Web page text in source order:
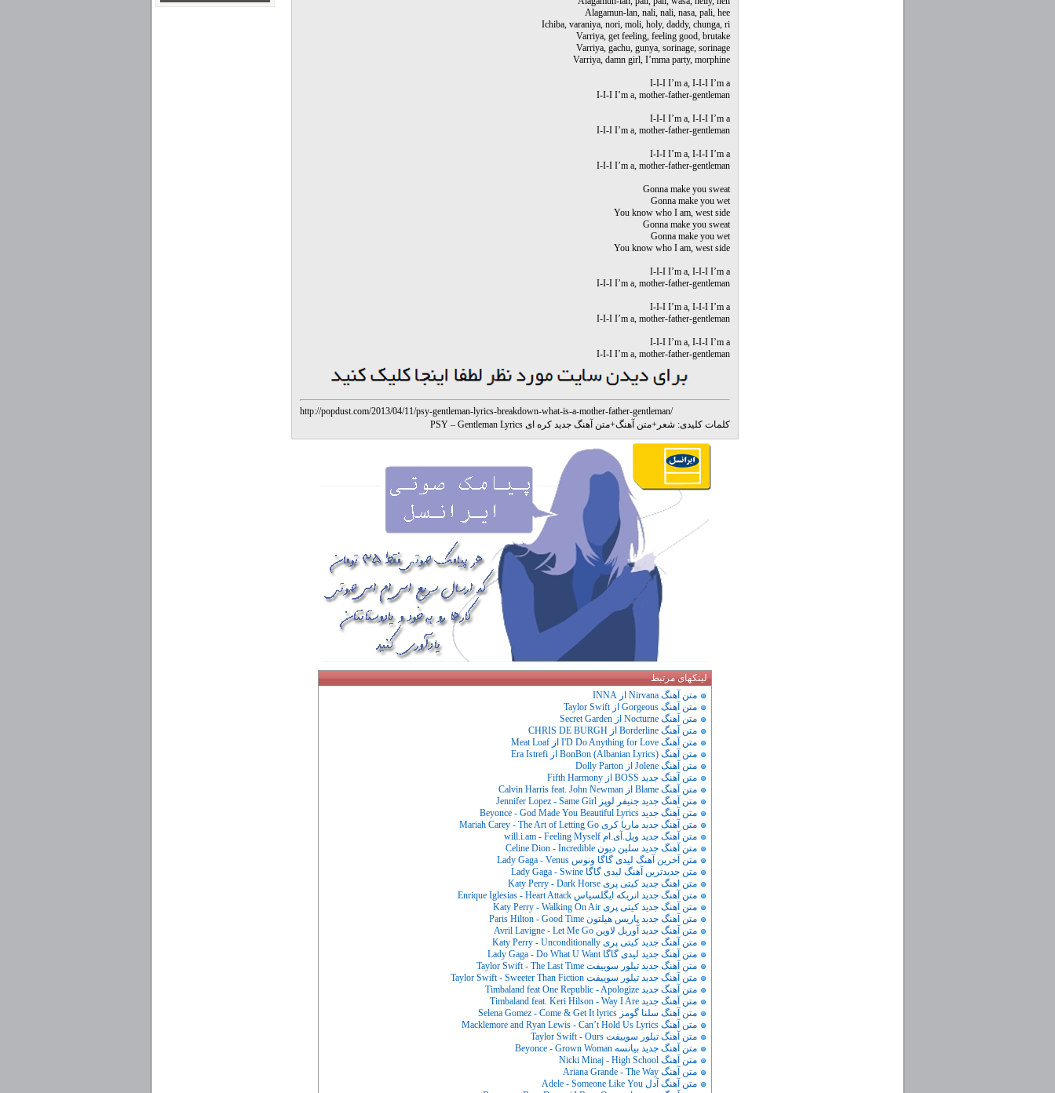
Alagamun-lan, nali, nali, nasa, pali, hee
Ichiba, varaniya, nori, moli, holy, daddy, chunga, ri
Varriya, get feeling, feeling good, brutake
Varriya, gachu, gunya, sorinage, sorinage
Varriya, damn girl, I’mma party, morphine
I-I-I I’m a, I-I-I I’m a
I-I-I I’m a, mother-father-gentleman
I-I-I I’m a, I-I-I I’m a
I-I-I I’m a, mother-father-gentleman
I-I-I I’m a, I-I-I I’m a
I-I-I I’m a, mother-father-gentleman
Gonna make you sweat
Gonna make you wet
You know who I am, west side
Gonna make you sweat
Gonna make you wet
You know who I am, west side
I-I-I I’m a, I-I-I I’m a
I-I-I I’m a, mother-father-gentleman
I-I-I I’m a, I-I-I I’m a
I-I-I I’m a, mother-father-gentleman
I-I-I I’m a, I-I-I I’m a
I-I-I I’m a, mother-father-gentleman
http://popdust.com/2013/04/11/psy-gentleman-lyrics-breakdown-what-is-a-mother-father-gentleman/
کلمات کلیدی: شعر +متن آهنگ+متن آهنگ جدید کره ای PSY – Gentleman Lyrics
لینکهای مرتبط
متن آهنگ Nirvana از INNA
متن آهنگ Gorgeous از Taylor Swift
متن آهنگ Nocturne از Secret Garden
متن آهنگ Borderline از CHRIS DE BURGH
متن آهنگ I'D Do Anything for Love از Meat Loaf
متن آهنگ BonBon (Albanian Lyrics) از Era Istrefi
متن آهنگ Jolene از Dolly Parton
متن آهنگ جدید BOSS از Fifth Harmony
متن آهنگ Blame از Calvin Harris feat. John Newman
متن آهنگ جدید جنیفر لوپز Jennifer Lopez - Same Girl
متن آهنگ جدید Beyonce - God Made You Beautiful Lyrics
متن آهنگ جدید ماریا کری Mariah Carey - The Art of Letting Go
متن آهنگ جدید ویل.آی.ام will.i.am - Feeling Myself
متن آهنگ جدید سلین دیون Celine Dion - Incredible
متن آخرین آهنگ لیدی گاگا ونوس Lady Gaga - Venus
متن جدیدترین آهنگ لیدی گاگا Lady Gaga - Swine
متن اهنگ جدید کیتی پری Katy Perry - Dark Horse
متن آهنگ جدید انریکه ایگلسیاس Enrique Iglesias - Heart Attack
متن آهنگ جدید کیتی پری Katy Perry - Walking On Air
متن آهنگ جدید پاریس هیلتون Paris Hilton - Good Time
متن آهنگ جدید آوریل لاوین Avril Lavigne - Let Me Go
متن آهنگ جدید کیتی پری Katy Perry - Unconditionally
متن آهنگ جدید لیدی گاگا Lady Gaga - Do What U Want
متن آهنگ جدید تیلور سوییفت Taylor Swift - The Last Time
متن آهنگ جدید تیلور سوییفت Taylor Swift - Sweeter Than Fiction
متن آهنگ جدید Timbaland feat One Republic - Apologize
متن آهنگ جدید Timbaland feat. Keri Hilson - Way I Are
متن آهنگ سلنا گومز Selena Gomez - Come & Get It lyrics
متن آهنگ Macklemore and Ryan Lewis - Can’t Hold Us Lyrics
متن آهنگ تیلور سوییفت Taylor Swift - Ours
متن آهنگ جدید بیانسه Beyonce - Grown Woman
متن آهنگ Nicki Minaj - High School
متن آهنگ Ariana Grande - The Way
متن آهنگ آدل Adele - Someone Like You